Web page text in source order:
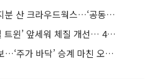
자기자본 70% 철강사 지분 산 크라우드웍스…‘공동경영’으로 AI 시너지 낼까
E8, ‘온톨로지 AI·디지털 트윈’ 앞세워 체질 개선… 4분기 흑자전환 총력
25억에 경영권 넘긴 상보…‘주가 바닥’ 승계 마친 오너 2세, 주가 부양 나설까